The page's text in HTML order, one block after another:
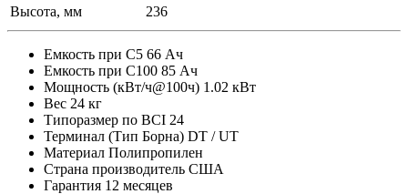
Высота, мм
236
Емкость при С5 66 Ач
Емкость при С100 85 Ач
Мощность (кВт/ч@100ч) 1.02 кВт
Вес 24 кг
Типоразмер по BCI 24
Терминал (Тип Борна) DT / UT
Материал Полипропилен
Страна производитель США
Гарантия 12 месяцев